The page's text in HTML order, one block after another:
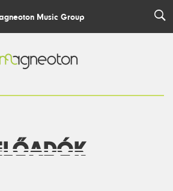
Music Group
ELEPHANT HOUSE